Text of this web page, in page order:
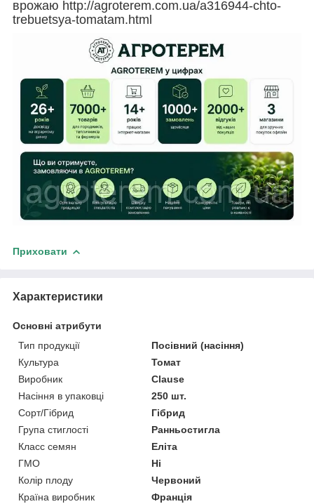
врожаю http://agroterem.com.ua/a316944-chto-
trebuetsya-tomatam.html
Приховати
Характеристики
Основні атрибути
Тип продукції
Посівний (насіння)
Культура
Томат
Виробник
Clause
Насіння в упаковці
250 шт.
Сорт/Гібрид
Гібрид
Група стиглості
Ранньостигла
Класс семян
Еліта
ГМО
Ні
Колір плоду
Червоний
Країна виробник
Франція